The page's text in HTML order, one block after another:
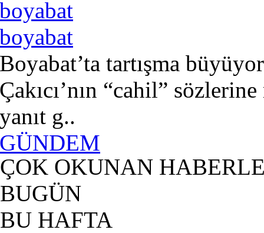
boyabat
Boyabat’ta tartışma
Çakıcı’nın “cahil”
yanıt g..
GÜNDEM
ÇOK OKUNAN
BUGÜN
BU HAFTA